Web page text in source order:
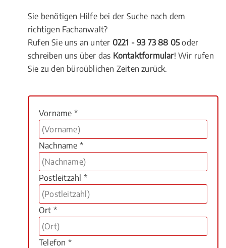
Sie benötigen Hilfe bei der Suche nach dem
richtigen Fachanwalt?
Rufen Sie uns an unter 0221 - 93 73 88 05oder
schreiben uns über das Kontaktformular! Wir rufen
Sie zu den büroüblichen Zeiten zurück.
Vorname *
Nachname *
Postleitzahl *
Ort *
Telefon *